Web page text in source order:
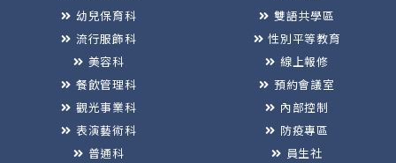
幼兒保育科
流行服飾科
美容科
餐飲管理科
觀光事業科
表演藝術科
普通科
雙語共學區
性別平等教育
線上報修
預約會議室
內部控制
防疫專區
員生社